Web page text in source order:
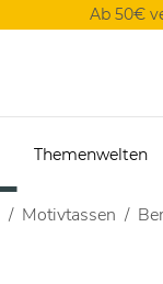
Ab 50€
Themenwelten
Motivtassen